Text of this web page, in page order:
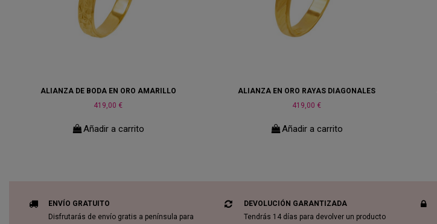
ALIANZA DE BODA EN ORO AMARILLO
419,00 €
Añadir a carrito
ALIANZA EN ORO RAYAS DIAGONALES
419,00 €
Añadir a carrito
ENVÍO GRATUITO
Disfrutarás de envío gratis a península para
DEVOLUCIÓN GARANTIZADA
Tendrás 14 días para devolver un producto